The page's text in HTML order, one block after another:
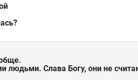
людьми. Слава Богу, они не